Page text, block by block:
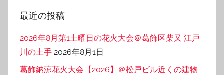
リ
最近の投稿
2026年8月第1土曜日の花火大会＠葛飾区柴又 江戸
川の土手 2026年8月1日
葛飾納涼花火大会【2026】＠松戸ビル近くの建物